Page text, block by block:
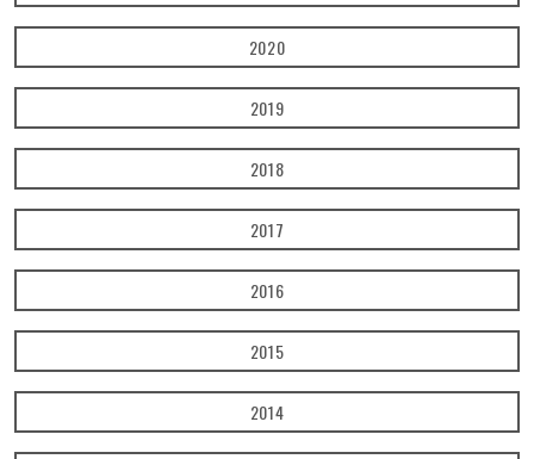
2020
2019
2018
2017
2016
2015
2014